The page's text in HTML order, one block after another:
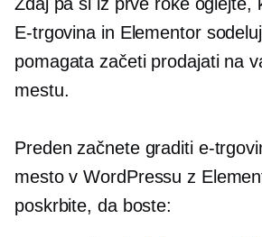
E-trgovina in Elementor
pomagata začeti prodajati na
mestu.
Preden začnete graditi e-
mesto v WordPressu z
poskrbite, da boste: